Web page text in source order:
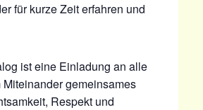
für kurze Zeit erfahren und
ist eine Einladung an alle
Miteinander gemeinsames
Respekt und